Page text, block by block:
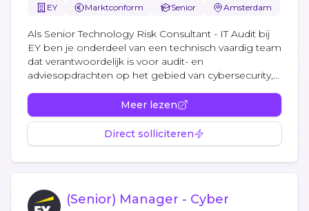
EY Marktconform Senior Amsterdam
Als Senior Technology Risk Consultant - IT Audit bij
EY ben je onderdeel van een technisch vaardig team
dat verantwoordelijk is voor audit- en
adviesopdrachten op het gebied van cybersecurity,...
Meer lezen
Direct solliciteren
(Senior) Manager - Cyber